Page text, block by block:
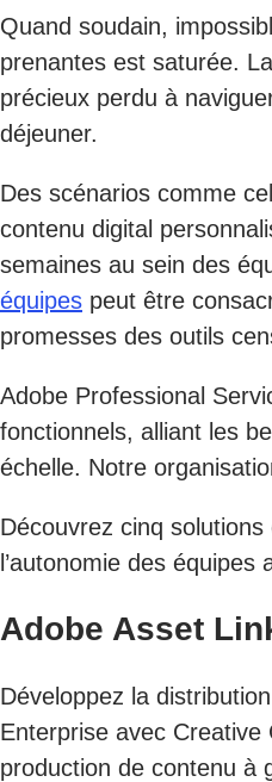
Quand soudain,
prenantes est saturée.
précieux perdu à
déjeuner.
Des scénarios comme
contenu digital
semaines au sein des
équipes peut être
promesses des outils
Adobe Professional
fonctionnels, alliant les
échelle. Notre
Découvrez cinq
l’autonomie des
Adobe Asset
Développez la
Enterprise avec Creative
production de contenu à